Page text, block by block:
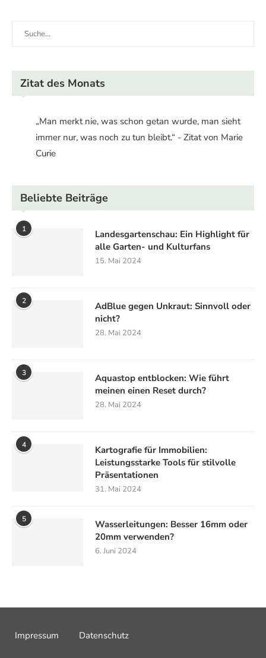
Zitat des Monats
„Man merkt nie, was schon getan wurde, man sieht
immer nur, was noch zu tun bleibt.“ - Zitat von Marie
Curie
Beliebte Beiträge
1
Landesgartenschau: Ein Highlight für
alle Garten- und Kulturfans
15. Mai 2024
2
AdBlue gegen Unkraut: Sinnvoll oder
nicht?
28. Mai 2024
3
Aquastop entblocken: Wie führt
meinen einen Reset durch?
28. Mai 2024
4
Kartografie für Immobilien:
Leistungsstarke Tools für stilvolle
Präsentationen
31. Mai 2024
5
Wasserleitungen: Besser 16mm oder
20mm verwenden?
6. Juni 2024
Impressum Datenschutz